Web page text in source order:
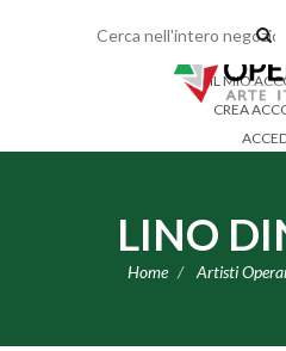
IL MIO
CREA
LINO
Home Artisti